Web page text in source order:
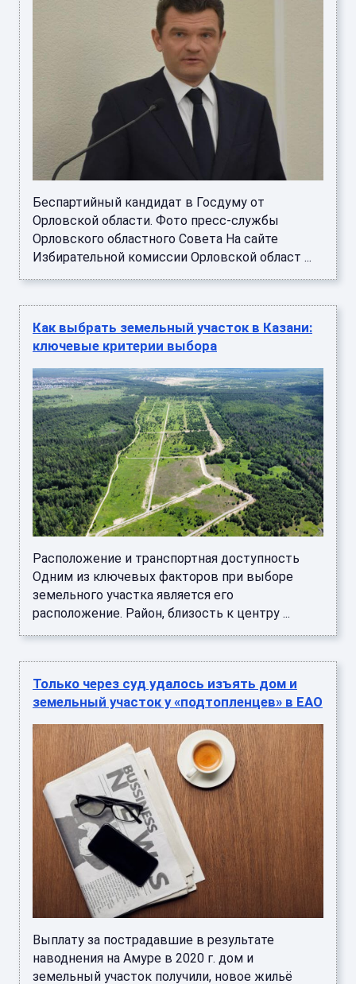
Беспартийный кандидат в Госдуму от
Орловской области. Фото пресс-службы
Орловского областного Совета На сайте
Избирательной комиссии Орловской област ...
Как выбрать земельный участок в Казани:
ключевые критерии выбора
Расположение и транспортная доступность
Одним из ключевых факторов при выборе
земельного участка является его
расположение. Район, близость к центру ...
Только через суд удалось изъять дом и
земельный участок у «подтопленцев» в ЕАО
Выплату за пострадавшие в результате
наводнения на Амуре в 2020 г. дом и
земельный участок получили, новое жильё